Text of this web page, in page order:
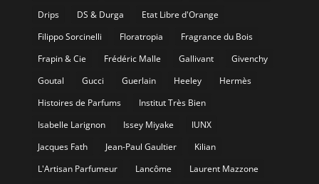
Drips
DS & Durga
Etat Libre d'Orange
Filippo Sorcinelli
Floratropia
Fragrance du Bois
Frapin & Cie
Frédéric Malle Gallivant
Givenchy
Goutal
Gucci Guerlain Heeley
Hermès
Histoires de Parfums
Institut Très Bien
Isabelle Larignon
Issey Miyake
IUNX
Jacques Fath
Jean-Paul Gaultier
Kilian
L'Artisan Parfumeur
Lancôme
Laurent Mazzone